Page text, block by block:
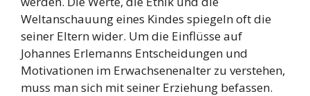
Weltanschauung eines Kindes spiegeln oft die
seiner Eltern wider. Um die Einflüsse auf
Johannes Erlemanns Entscheidungen und
Motivationen im Erwachsenenalter zu verstehen,
muss man sich mit seiner Erziehung befassen.